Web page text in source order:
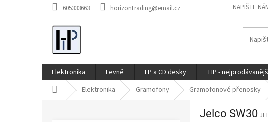
na
605333663 horizontrading@email.cz NAPIŠTE
Elektronika Levně LP a CD desky TIP -
Domů Elektronika Gramofony Gramofonové přenosky
Jelco SW30